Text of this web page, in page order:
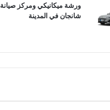
ورشة ميكانيكي ومركز صيانة
شانجان في المدينة